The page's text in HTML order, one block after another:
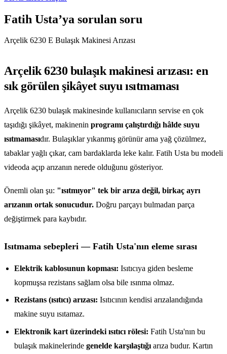
Fatih Usta’ya sorulan soru
Arçelik 6230 E Bulaşık Makinesi Arızası
Arçelik 6230 bulaşık makinesi arızası: en
sık görülen şikâyet suyu ısıtmaması
Arçelik 6230 bulaşık makinesinde kullanıcıların servise en çok
taşıdığı şikâyet, makinenin programı çalıştırdığı hâlde suyu
ısıtmamasıdır. Bulaşıklar yıkanmış görünür ama yağ çözülmez,
tabaklar yağlı çıkar, cam bardaklarda leke kalır. Fatih Usta bu modeli
videoda açıp arızanın nerede olduğunu gösteriyor.
Önemli olan şu: "ısıtmıyor" tek bir arıza değil, birkaç ayrı
arızanın ortak sonucudur. Doğru parçayı bulmadan parça
değiştirmek para kaybıdır.
Isıtmama sebepleri — Fatih Usta'nın eleme sırası
Elektrik kablosunun kopması: Isıtıcıya giden besleme
kopmuşsa rezistans sağlam olsa bile ısınma olmaz.
Rezistans (ısıtıcı) arızası: Isıtıcının kendisi arızalandığında
makine suyu ısıtamaz.
Elektronik kart üzerindeki ısıtıcı rölesi: Fatih Usta'nın bu
bulaşık makinelerinde genelde karşılaştığı arıza budur. Kartın